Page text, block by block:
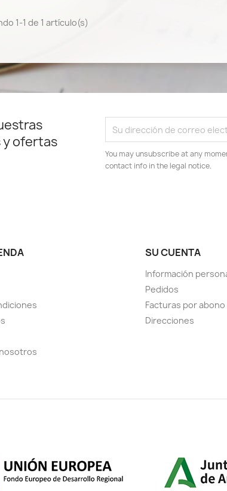
1-1 de 1 artículo(s)
y ofertas
You may unsubscribe at any
contact info in the legal notice.
SU CUENTA
Información
Pedidos
Facturas por abono
Direcciones